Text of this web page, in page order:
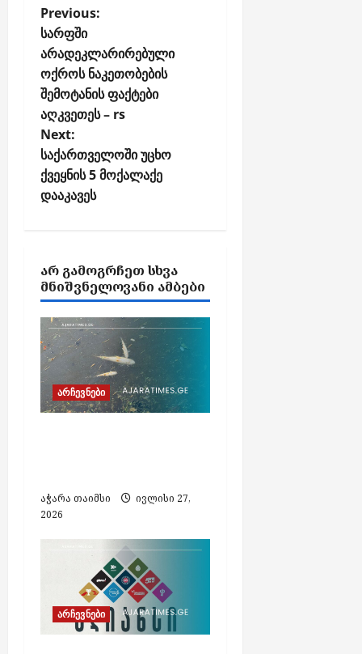
P
o
s
t
n
a
v
i
g
i
o
n
Previous:
სარფში
არადეკლარირებული
ოქროს ნაკეთობების
შემოტანის ფაქტები
აღკვეთეს – rs
Next:
საქართველოში უცხო
ქვეყნის 5 მოქალაქე
დააკავეს
ᲐᲠ ᲒᲐᲛᲝᲒᲠᲩᲔᲗ ᲡᲮᲕᲐ
ᲛᲜᲘᲨᲕᲜᲔᲚᲝᲕᲐᲜᲘ ᲐᲛᲑᲔᲑᲘ
არჩევნები
აჭარა თაიმსი
ივლისი 27,
2026
არჩევნები